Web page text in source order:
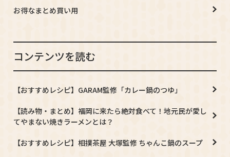
お得なまとめ買い用
コンテンツを読む
【おすすめレシピ】GARAM監修「カレー鍋のつゆ」
【読み物・まとめ】福岡に来たら絶対食べて！地元民が愛し
てやまない焼きラーメンとは？
【おすすめレシピ】相撲茶屋 大塚監修 ちゃんこ鍋のスープ